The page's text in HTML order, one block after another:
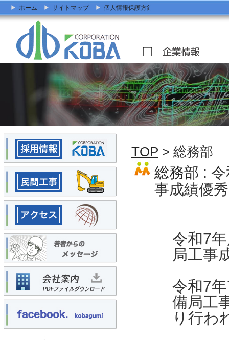
ホーム サイトマップ 個人情報保護方針
TOP > 総務部
総務部 :
事成績優
令和7
局工事
令和7
備局工
り行わ